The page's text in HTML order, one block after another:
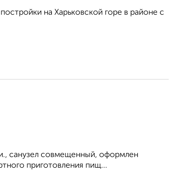
на Харьковской горе в районе с
санузел совмещенный, оформлен
приготовления пищ...